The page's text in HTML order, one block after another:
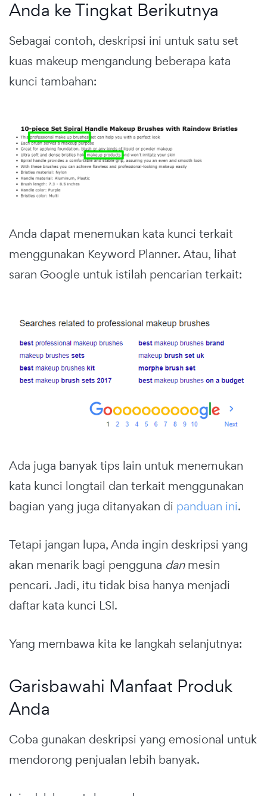
Anda ke Tingkat Berikutnya
Sebagai contoh, deskripsi ini untuk satu set
kuas makeup mengandung beberapa kata
kunci tambahan:
Anda dapat menemukan kata kunci terkait
menggunakan Keyword Planner. Atau, lihat
saran Google untuk istilah pencarian terkait:
Ada juga banyak tips lain untuk menemukan
kata kunci longtail dan terkait menggunakan
bagian yang juga ditanyakan di panduan ini.
Tetapi jangan lupa, Anda ingin deskripsi yang
akan menarik bagi pengguna danmesin
pencari. Jadi, itu tidak bisa hanya menjadi
daftar kata kunci LSI.
Yang membawa kita ke langkah selanjutnya:
Garisbawahi Manfaat Produk
Anda
Coba gunakan deskripsi yang emosional untuk
mendorong penjualan lebih banyak.